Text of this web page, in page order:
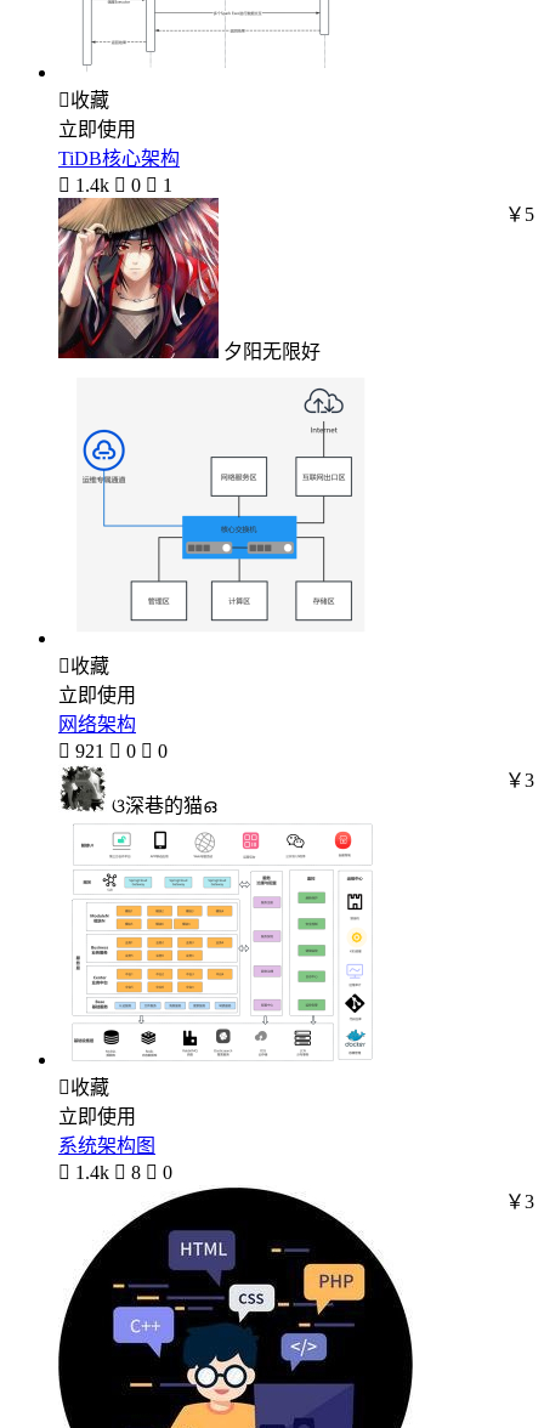
收藏
立即使用
TiDB核心架构
 1.4k  0  1
夕阳无限好
￥5
收藏
立即使用
网络架构
 921  0  0
ଓ深巷的猫ഒ
￥3
收藏
立即使用
系统架构图
 1.4k  8  0
￥3